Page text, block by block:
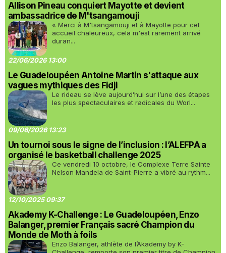
Allison Pineau conquiert Mayotte et devient
ambassadrice de M'tsangamouji
« Merci à M'tsangamouji et à Mayotte pour cet
accueil chaleureux, cela m'est rarement arrivé
duran...
22/06/2026 13:00
Le Guadeloupéen Antoine Martin s'attaque aux
vagues mythiques des Fidji
Le rideau se lève aujourd’hui sur l’une des étapes
les plus spectaculaires et radicales du Worl...
09/06/2026 13:23
Un tournoi sous le signe de l’inclusion : l’ALEFPA a
organisé le basketball challenge 2025
Ce vendredi 10 octobre, le Complexe Terre Sainte
Nelson Mandela de Saint-Pierre a vibré au rythm...
12/10/2025 09:37
Akademy K-Challenge : Le Guadeloupéen, Enzo
Balanger, premier Français sacré Champion du
Monde de Moth à foils
Enzo Balanger, athlète de l’Akademy by K-